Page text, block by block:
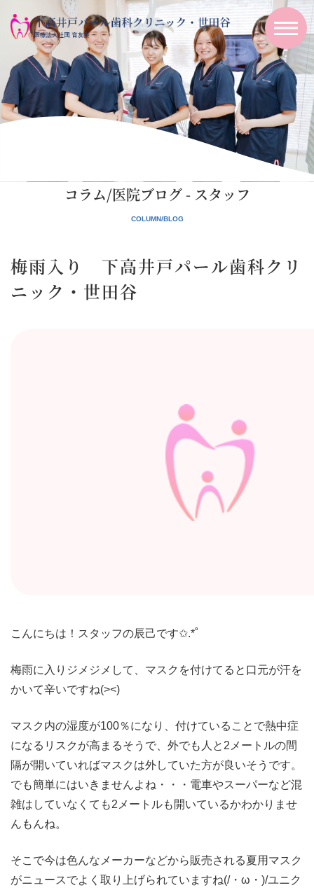
コラム/医院ブログ - スタッフ
梅雨入り 下高井戸パール歯科クリ
ニック・世田谷
こんにちは！スタッフの辰己です✩.*˚
梅雨に入りジメジメして、マスクを付けてると口元が汗を
かいて辛いですね(><)
マスク内の湿度が100％になり、付けていることで熱中症
になるリスクが高まるそうで、外でも人と2メートルの間
隔が開いていればマスクは外していた方が良いそうです。
でも簡単にはいきませんよね・・・電車やスーパーなど混
雑はしていなくても2メートルも開いているかわかりませ
んもんね。
そこで今は色んなメーカーなどから販売される夏用マスク
がニュースでよく取り上げられていますね(/・ω・)/ユニク